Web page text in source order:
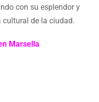
con su esplendor y
de la ciudad.
Marsella